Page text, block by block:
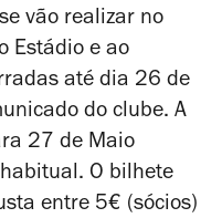
vão realizar no
Estádio e ao
até dia 26 de
do clube. A
27 de Maio
O bilhete
entre 5€ (sócios)